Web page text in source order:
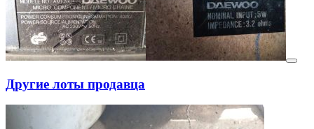
Другие лоты продавца